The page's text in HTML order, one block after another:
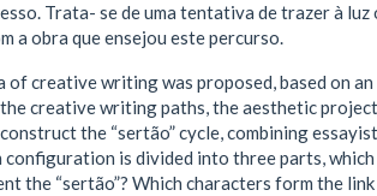
Trata- se de uma tentativa de trazer à
a obra que ensejou este percurso.
of creative writing was proposed, based on
creative writing paths, the aesthetic
the “sertão” cycle, combining
is divided into three parts,
the “sertão”? Which characters form the